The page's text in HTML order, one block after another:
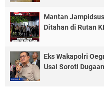
Mantan
Ditahan di Rutan
Eks Wakapolri
Usai Soroti